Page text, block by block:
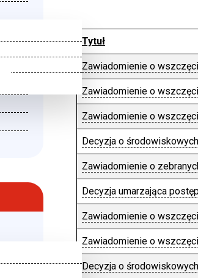
Tytuł
Zawiadomienie o
Zawiadomienie o
Zawiadomienie o
Decyzja o
Zawiadomienie o
Decyzja umarzająca
Zawiadomienie o
Zawiadomienie o
Decyzja o